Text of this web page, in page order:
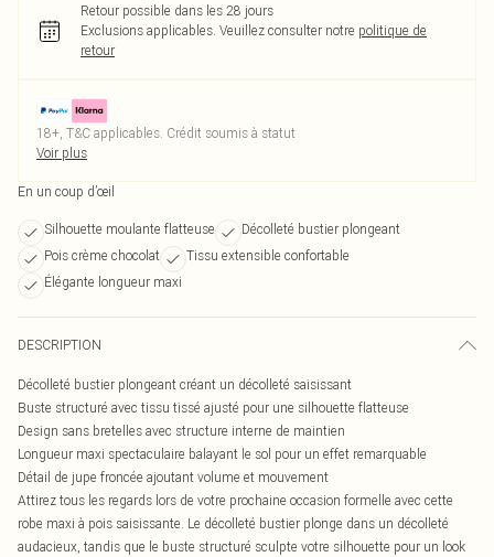
Retour possible dans les 28 jours
Exclusions applicables. Veuillez consulter notre politique de
retour
18+, T&C applicables. Crédit soumis à statut
Voir plus
En un coup d’œil
Silhouette moulante flatteuse
Décolleté bustier plongeant
Pois crème chocolat
Tissu extensible confortable
Élégante longueur maxi
DESCRIPTION
Décolleté bustier plongeant créant un décolleté saisissant
Buste structuré avec tissu tissé ajusté pour une silhouette flatteuse
Design sans bretelles avec structure interne de maintien
Longueur maxi spectaculaire balayant le sol pour un effet remarquable
Détail de jupe froncée ajoutant volume et mouvement
Attirez tous les regards lors de votre prochaine occasion formelle avec cette
robe maxi à pois saisissante. Le décolleté bustier plonge dans un décolleté
audacieux, tandis que le buste structuré sculpte votre silhouette pour un look